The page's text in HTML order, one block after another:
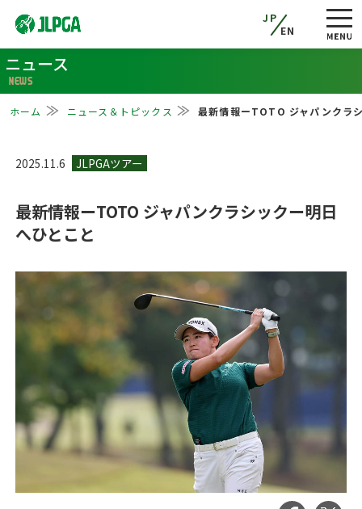
JP
EN
ニュース
NEWS
ホーム ニュース＆トピックス 最新情報ーTOTO ジャパンクラ
2025.11.6
最新情報ーTOTO ジャパンクラシックー明日
へひとこと